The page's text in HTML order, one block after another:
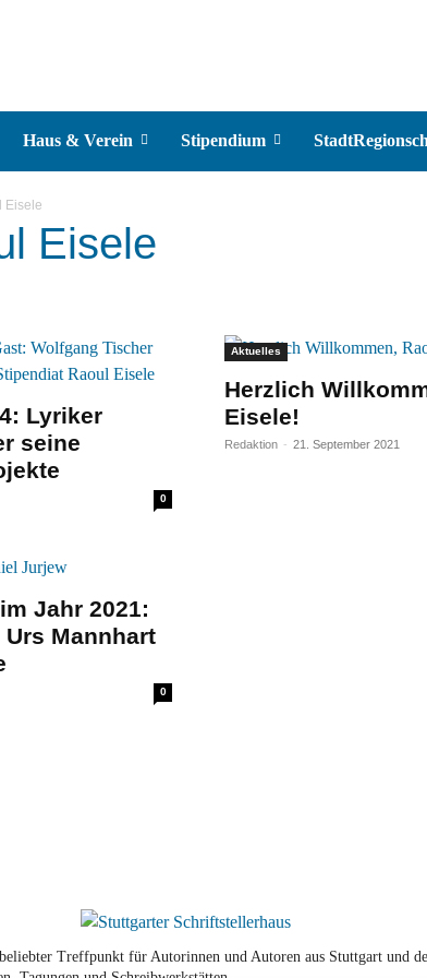
Haus & Verein Stipendium
Eisele
Eisele
Lyriker
seine
0
Aktuelles
Herzlich
Eisele!
Redaktion - 21. September 2021
Jahr 2021:
Mannhart
0
Treffpunkt für Autorinnen und Autoren aus Stuttgart und